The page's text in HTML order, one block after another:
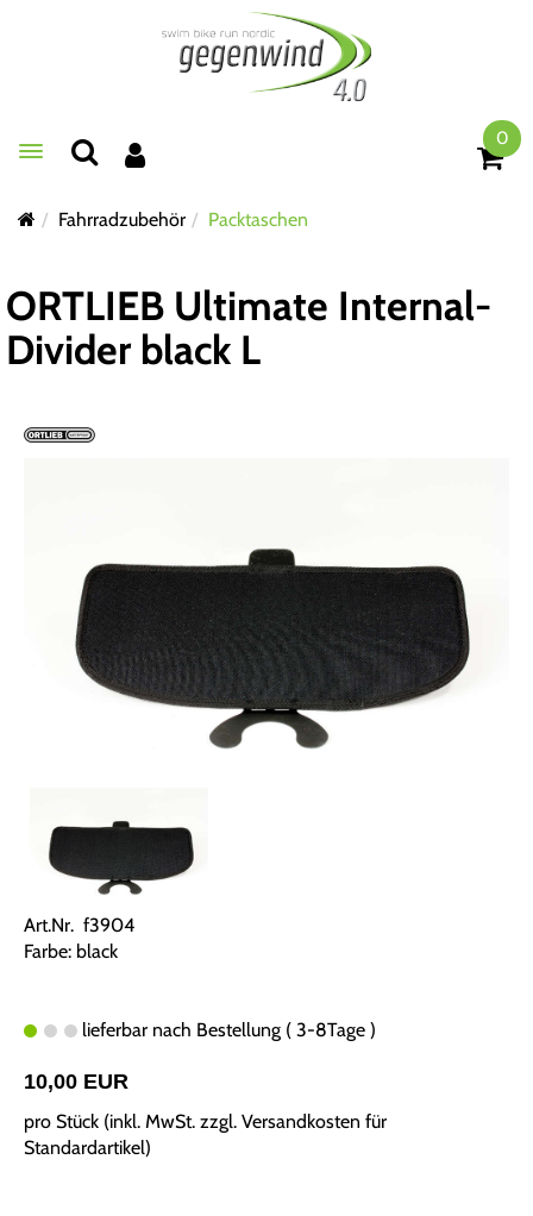
Toggle navigation
0
Fahrradzubehör Packtaschen
ORTLIEB Ultimate Internal-
Divider black L
Art.Nr. f3904
Farbe: black
lieferbar nach Bestellung ( 3-8Tage )
10,00 EUR
pro Stück (inkl. MwSt. zzgl. Versandkosten für
Standardartikel)